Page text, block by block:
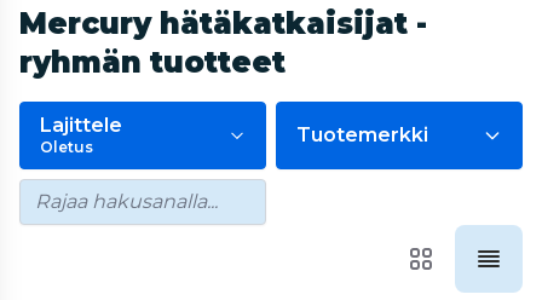
Mercury hätäkatkaisijat -
ryhmän tuotteet
Lajittele
Oletus
Tuotemerkki